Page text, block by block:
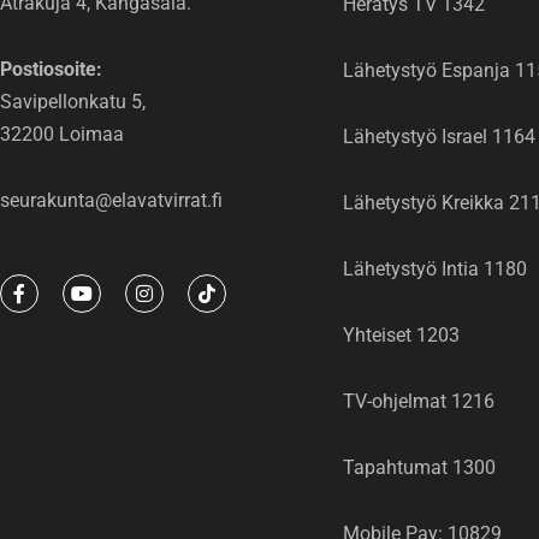
Postiosoite:
Savipellonkatu 5,
32200 Loimaa
seurakunta@elavatvirrat.fi
F
a
Y
o
I
n
T
i
Lähetystyö Espanja
Lähetystyö Israel 1164
Lähetystyö Kreikka
Lähetystyö Intia 1180
Yhteiset 1203
TV-ohjelmat 1216
Tapahtumat 1300
Mobile Pay: 10829